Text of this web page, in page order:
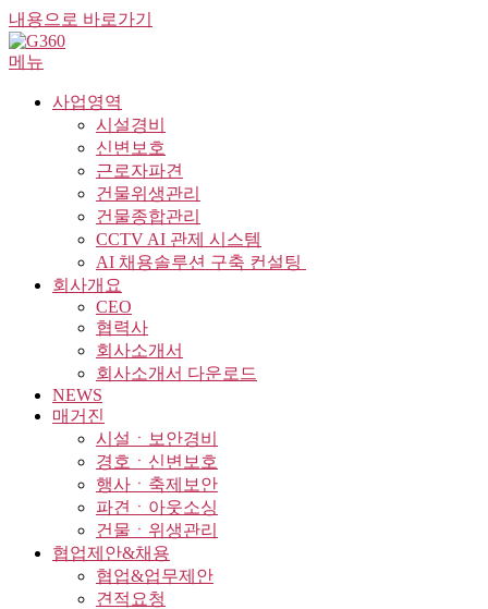
내용으로 바로가기
메뉴
사업영역
시설경비
신변보호
근로자파견
건물위생관리
건물종합관리
CCTV AI 관제 시스템
AI 채용솔루션 구축 컨설팅 ​
회사개요
CEO
협력사
회사소개서
회사소개서 다운로드
NEWS
매거진
시설ㆍ보안경비
경호ㆍ신변보호
행사ㆍ축제보안
파견ㆍ아웃소싱
건물ㆍ위생관리
협업제안&채용
협업&업무제안
견적요청